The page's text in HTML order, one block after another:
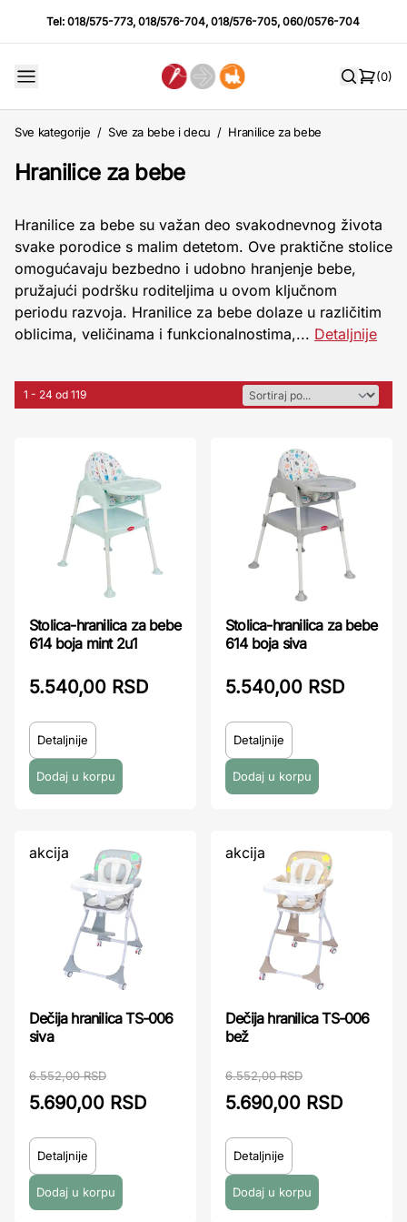
Tel:018/575-773,018/576-704,018/576-705,060/0576-704
(0)
Sve kategorije / Sve za bebe i decu / Hranilice za bebe
Hranilice za bebe
Hranilice za bebe su važan deo svakodnevnog života
svake porodice s malim detetom. Ove praktične stolice
omogućavaju bezbedno i udobno hranjenje bebe,
pružajući podršku roditeljima u ovom ključnom
periodu razvoja. Hranilice za bebe dolaze u različitim
oblicima, veličinama i funkcionalnostima,... Detaljnije
1 - 24 od 119
Stolica-hranilica za bebe
614 boja mint 2u1
5.540,00 RSD
Detaljnije
Stolica-hranilica za bebe
614 boja siva
5.540,00 RSD
Detaljnije
akcija
Dečija hranilica TS-006
siva
6.552,00 RSD
5.690,00 RSD
Detaljnije
akcija
Dečija hranilica TS-006
bež
6.552,00 RSD
5.690,00 RSD
Detaljnije